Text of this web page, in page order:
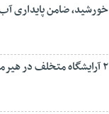
خورشید، ضامن پایداری
۲ آرایشگاه متخلف در هیرمند مهروموم شدند